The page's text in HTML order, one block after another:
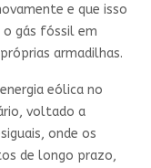
e que isso
gás fóssil em
armadilhas.
eólica no
voltado a
onde os
de longo prazo,